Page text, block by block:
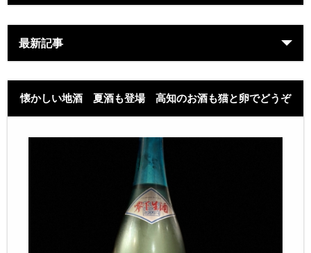
最新記事
懐かしい地酒 夏酒も登場 高知のお酒も猫と卵でどうぞ